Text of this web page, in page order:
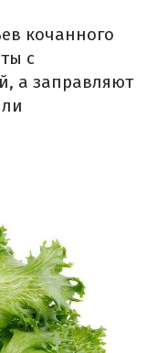
кочанного
с
а заправляют